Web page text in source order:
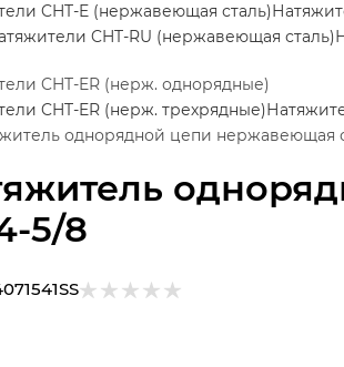
5/8
CHT-E (нержавеющая сталь)
CHT-RU (нержавеющая сталь)
CHT-ER (нерж. однорядные)
CHT-ER (нерж. трехрядные)
однорядной цепи нержавеющая